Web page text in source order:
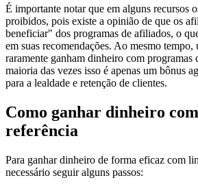
É importante notar que em alguns recursos
proibidos, pois existe a opinião de que os
beneficiar" dos programas de afiliados, o
em suas recomendações. Ao mesmo tempo,
raramente ganham dinheiro com programas
maioria das vezes isso é apenas um bônus
para a lealdade e retenção de clientes.
Como ganhar dinheiro
referência
Para ganhar dinheiro de forma eficaz com
necessário seguir alguns passos: